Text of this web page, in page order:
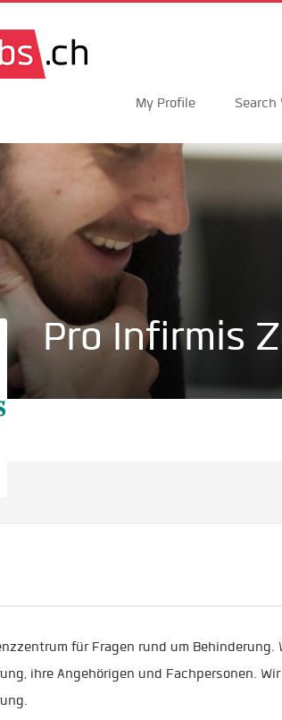
My Profile Search
Pro Infirmis
für Fragen rund um
ihre Angehörigen und Fachpersonen.